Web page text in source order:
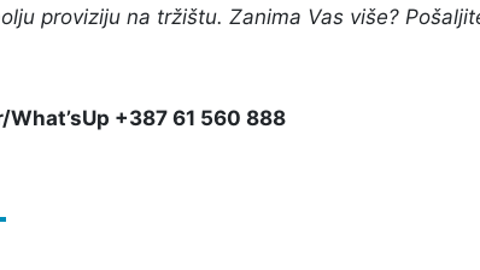
proviziju na tržištu. Zanima Vas više?
+387 61 560 888